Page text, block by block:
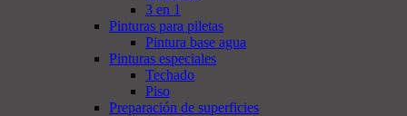
3 en 1
Pinturas para piletas
Pintura base agua
Pinturas especiales
Techado
Piso
Preparación de superficies